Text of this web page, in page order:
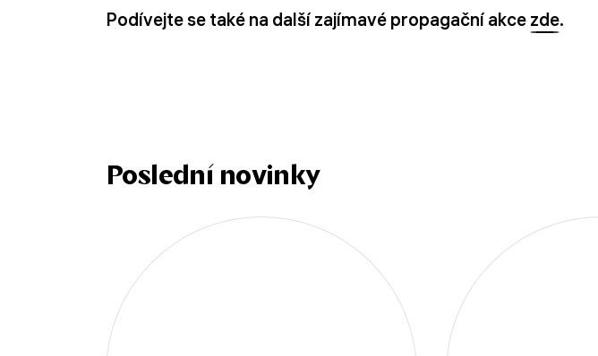
Podívejte se také na další zajímavé propagační akce zde.
Poslední novinky